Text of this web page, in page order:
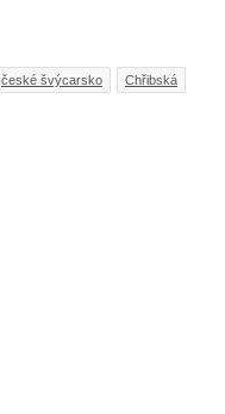
české švýcarsko Chřibská